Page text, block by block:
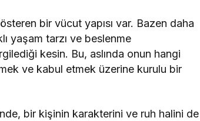
bir vücut yapısı var. Bazen daha
yaşam tarzı ve beslenme
kesin. Bu, aslında onun hangi
ve kabul etmek üzerine kurulu bir
bir kişinin karakterini ve ruh halini de